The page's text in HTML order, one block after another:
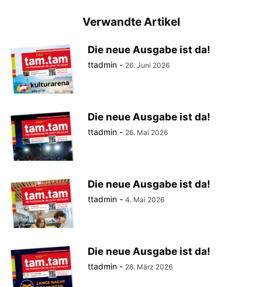
Verwandte Artikel
Die neue Ausgabe ist da!
ttadmin - 26. Juni 2026
Die neue Ausgabe ist da!
ttadmin - 26. Mai 2026
Die neue Ausgabe ist da!
ttadmin - 4. Mai 2026
Die neue Ausgabe ist da!
ttadmin - 28. März 2026